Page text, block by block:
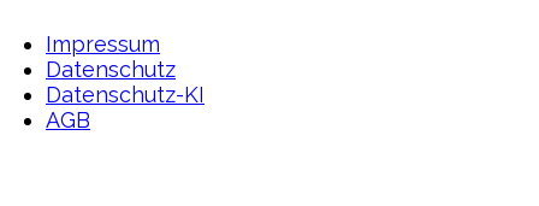
Impressum
Datenschutz
Datenschutz-KI
AGB